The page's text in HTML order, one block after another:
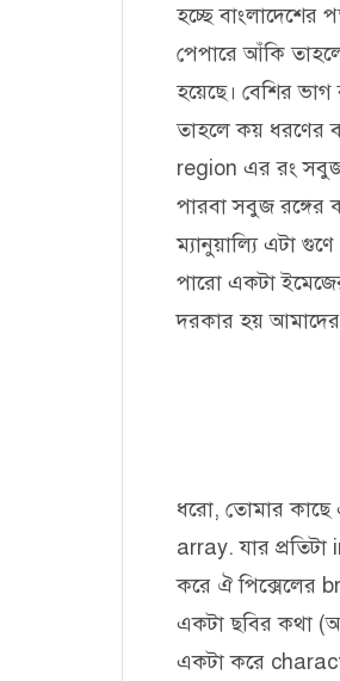
হচ্ছে
পেপারে আঁকি তাহলে
হয়েছে। বেশির
তাহলে কয় ধরণের
region এর রং সবুজ,
পারবা সবুজ রঙ্গের
ম্যানুয়াল্যি এটা
পারো একটা
দরকার হয়
ধরো, তোমার কাছে
array. যার
করে ঐ পিক্সেলের
একটা ছবির কথা
একটা করে